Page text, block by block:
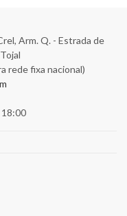
Arm. Q. - Estrada de
rede fixa nacional)
18:00